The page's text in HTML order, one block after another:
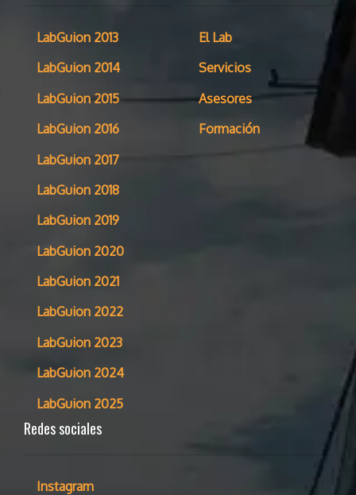
LabGuion 2013
LabGuion 2014
LabGuion 2015
LabGuion 2016
LabGuion 2017
LabGuion 2018
LabGuion 2019
LabGuion 2020
LabGuion 2021
LabGuion 2022
LabGuion 2023
LabGuion 2024
LabGuion 2025
El Lab
Servicios
Asesores
Formación
Redes sociales
Instagram